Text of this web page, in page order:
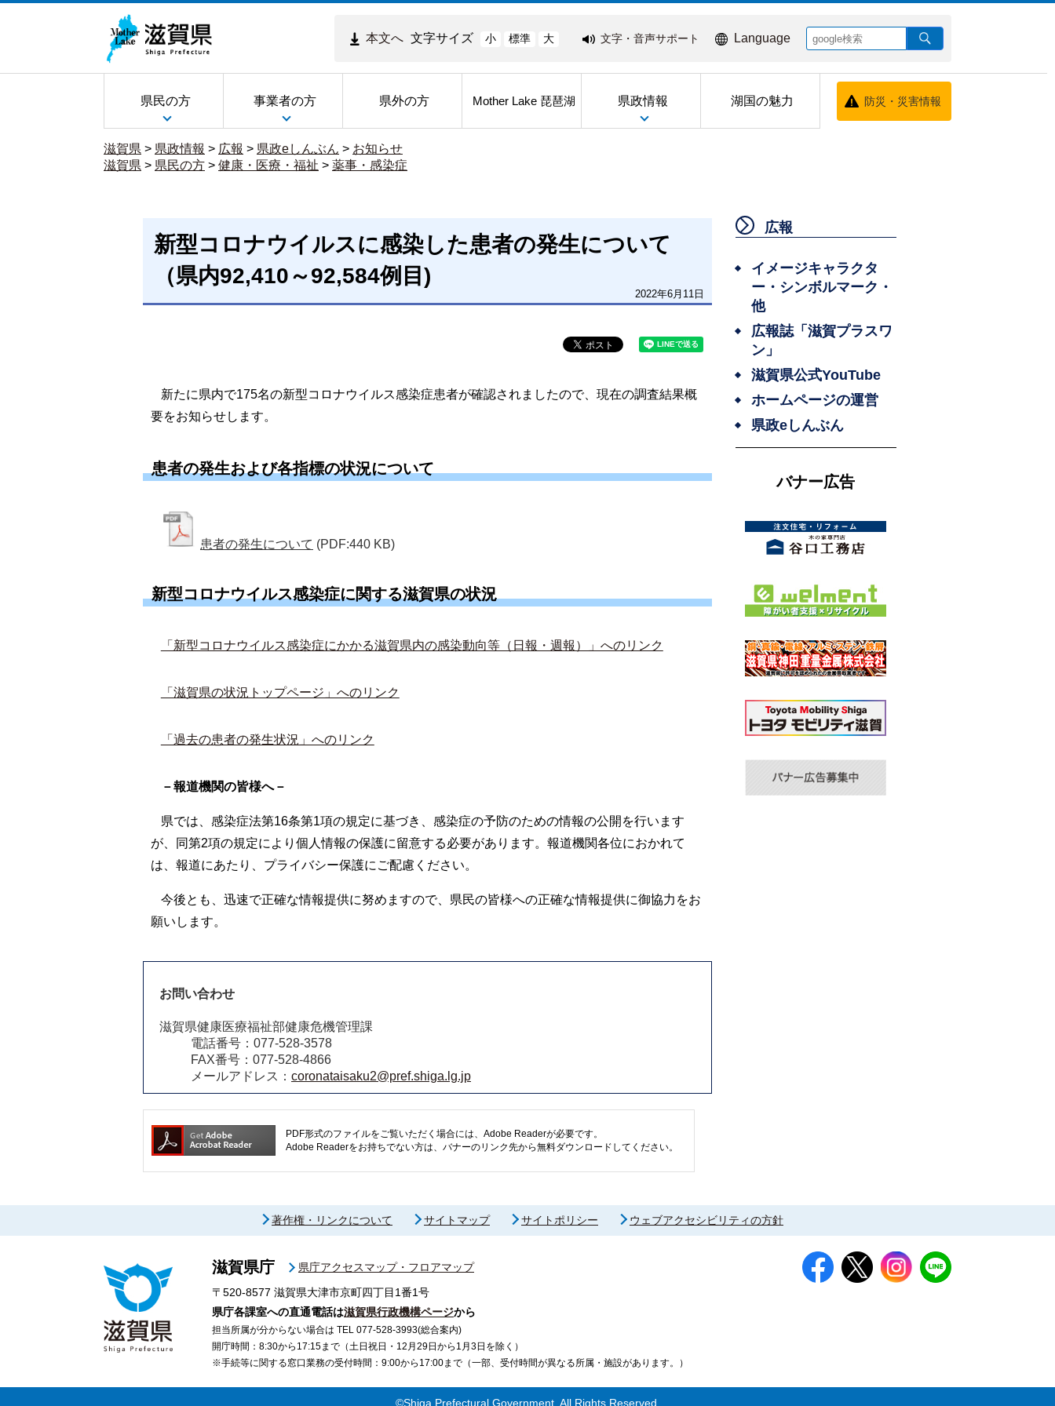
本文へ 文字サイズ 小 標準 大 文字・音声サポート Language
県民の方 事業者の方 県外の方 Mother Lake 琵琶湖 県政情報 湖国の魅力 防災・災害情報
滋賀県 > 県政情報 > 広報 > 県政eしんぶん > お知らせ
滋賀県 > 県民の方 > 健康・医療・福祉 > 薬事・感染症
新型コロナウイルスに感染した患者の発生について
（県内92,410～92,584例目)
2022年6月11日
新たに県内で175名の新型コロナウイルス感染症患者が確認されましたので、現在の調査結果概
要をお知らせします。
患者の発生および各指標の状況について
患者の発生について (PDF:440 KB)
新型コロナウイルス感染症に関する滋賀県の状況
「新型コロナウイルス感染症にかかる滋賀県内の感染動向等（日報・週報）」へのリンク
「滋賀県の状況トップページ」へのリンク
「過去の患者の発生状況」へのリンク
－報道機関の皆様へ－
県では、感染症法第16条第1項の規定に基づき、感染症の予防のための情報の公開を行います
が、同第2項の規定により個人情報の保護に留意する必要があります。報道機関各位におかれて
は、報道にあたり、プライバシー保護にご配慮ください。
今後とも、迅速で正確な情報提供に努めますので、県民の皆様への正確な情報提供に御協力をお
願いします。
お問い合わせ
滋賀県健康医療福祉部健康危機管理課
電話番号：077-528-3578
FAX番号：077-528-4866
メールアドレス： coronataisaku2@pref.shiga.lg.jp
PDF形式のファイルをご覧いただく場合には、Adobe Readerが必要です。
Adobe Readerをお持ちでない方は、バナーのリンク先から無料ダウンロードしてください。
広報
イメージキャラクタ
ー・シンボルマーク・
他
広報誌「滋賀プラスワ
ン」
滋賀県公式YouTube
ホームページの運営
県政eしんぶん
バナー広告
著作権・リンクについて サイトマップ サイトポリシー ウェブアクセシビリティの方針
滋賀県庁
県庁アクセスマップ・フロアマップ
〒520-8577 滋賀県大津市京町四丁目1番1号
県庁各課室への直通電話は滋賀県行政機構ページから
担当所属が分からない場合は TEL 077-528-3993(総合案内)
開庁時間：8:30から17:15まで（土日祝日・12月29日から1月3日を除く）
※手続等に関する窓口業務の受付時間：9:00から17:00まで（一部、受付時間が異なる所属・施設があります。）
©Shiga Prefectural Government. All Rights Reserved.